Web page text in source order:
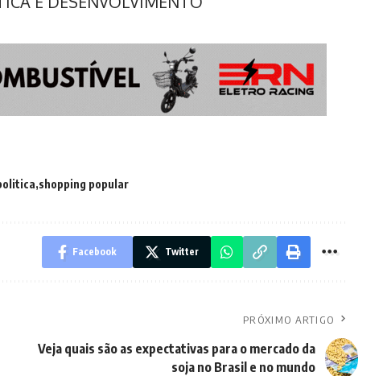
shopping popular
Facebook Twitter
PRÓXIMO ARTIGO
Veja quais são as expectativas para o mercado da
soja no Brasil e no mundo